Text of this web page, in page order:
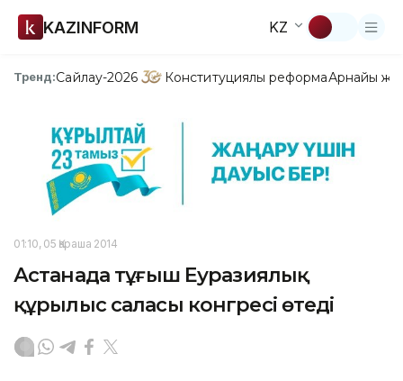
KAZINFORM KZ
Тренд:Сайлау-2026 Конституциялық реформаАрнайы
01:10, 05 Қараша 2014
Астанада тұңғыш Еуразиялық
құрылыс саласы конгресі өтеді